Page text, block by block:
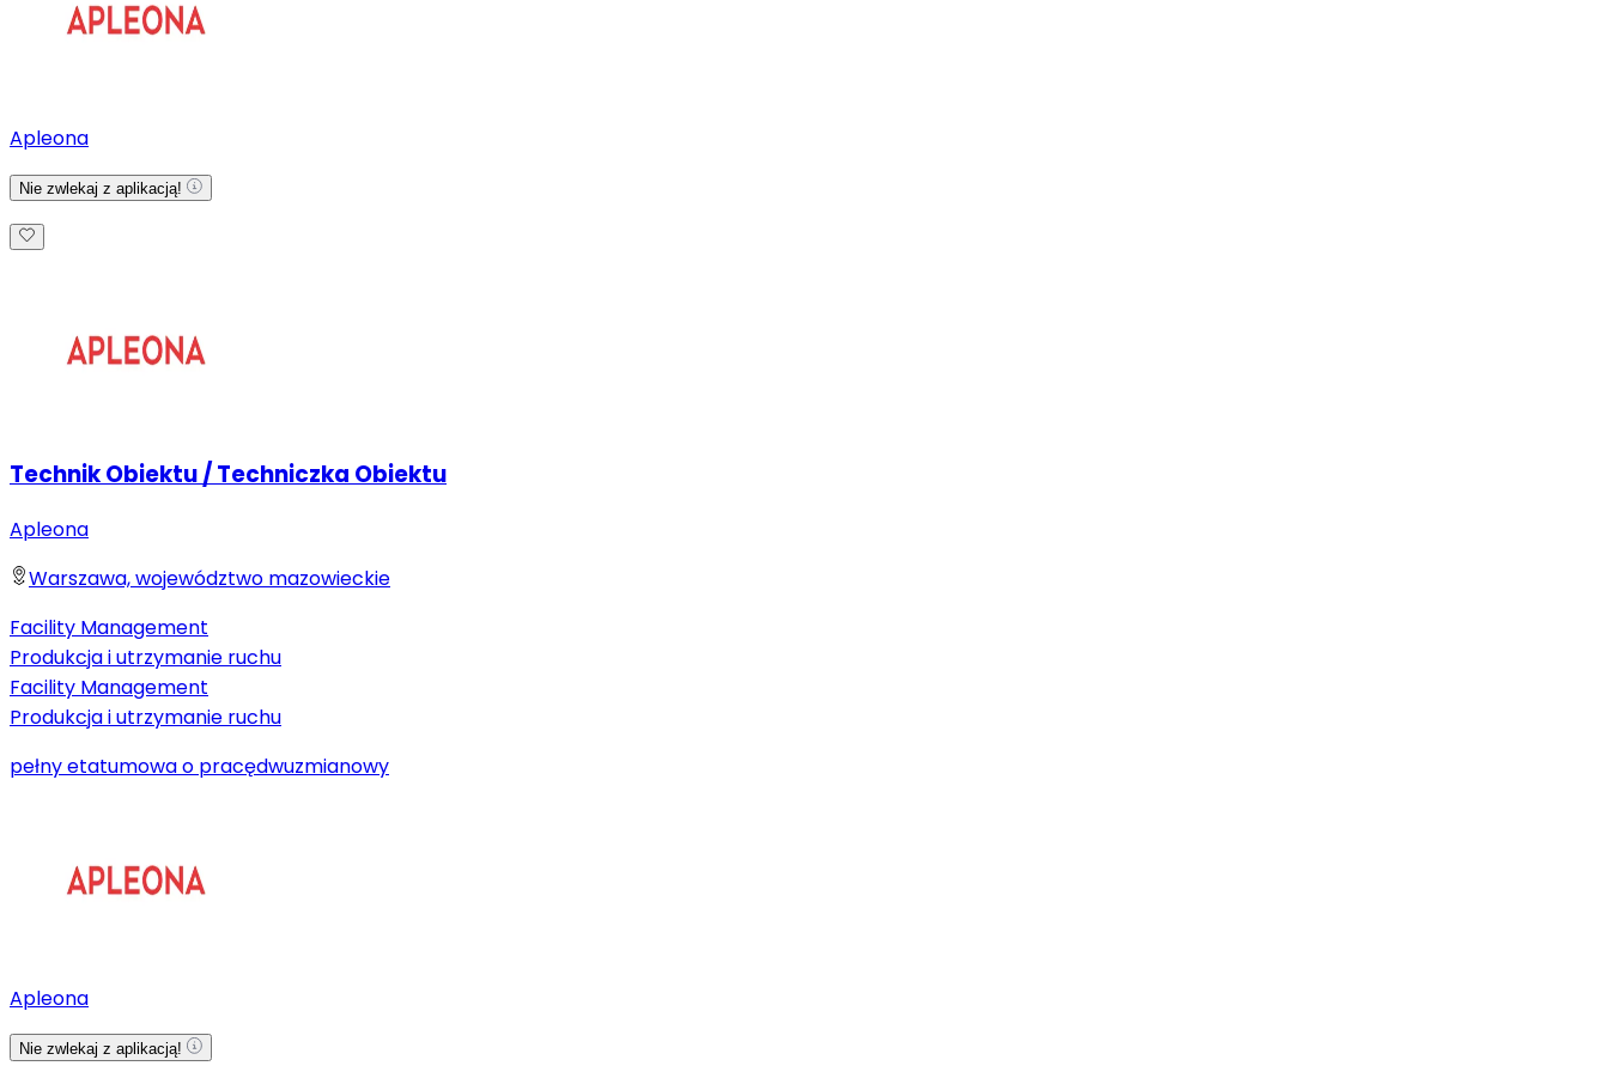
Apleona
Nie zwlekaj z aplikacją!
Technik Obiektu / Techniczka Obiektu
Apleona
Warszawa, województwo mazowieckie
Facility Management
Produkcja i utrzymanie ruchu
Facility Management
Produkcja i utrzymanie ruchu
pełny etatumowa o pracędwuzmianowy
Apleona
Nie zwlekaj z aplikacją!